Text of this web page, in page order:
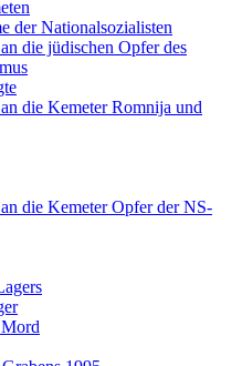
der Nationalsozialisten
die jüdischen Opfer des
die Kemeter Romnija und
die Kemeter Opfer der NS-